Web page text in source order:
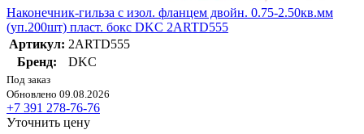
Наконечник-гильза с изол. фланцем двойн. 0.75-2.50кв.мм
(уп.200шт) пласт. бокс DKC 2ARTD555
Артикул: 2ARTD555
Бренд:
DKC
Под заказ
Обновлено 09.08.2026
+7 391 278-76-76
Уточнить цену